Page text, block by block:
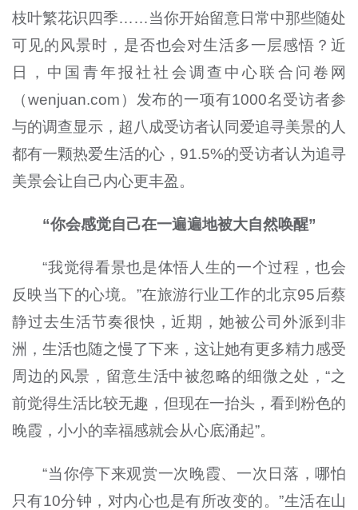
枝叶繁花识四季……当你开始留意日常中那些随处
可见的风景时，是否也会对生活多一层感悟？近
日，中国青年报社社会调查中心联合问卷网
（wenjuan.com）发布的一项有1000名受访者参
与的调查显示，超八成受访者认同爱追寻美景的人
都有一颗热爱生活的心，91.5%的受访者认为追寻
美景会让自己内心更丰盈。
“你会感觉自己在一遍遍地被大自然唤醒”
“我觉得看景也是体悟人生的一个过程，也会
反映当下的心境。”在旅游行业工作的北京95后蔡
静过去生活节奏很快，近期，她被公司外派到非
洲，生活也随之慢了下来，这让她有更多精力感受
周边的风景，留意生活中被忽略的细微之处，“之
前觉得生活比较无趣，但现在一抬头，看到粉色的
晚霞，小小的幸福感就会从心底涌起”。
“当你停下来观赏一次晚霞、一次日落，哪怕
只有10分钟，对内心也是有所改变的。”生活在山